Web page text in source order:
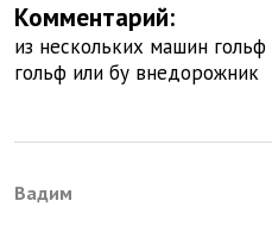
Комментарий:
из нескольких машин
гольф или бу внедорожник
Вадим